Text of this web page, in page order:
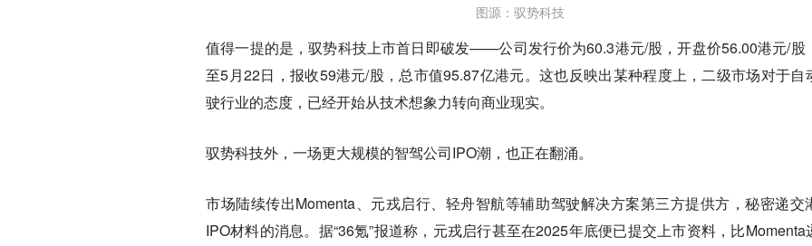
图源：驭势科技
值得一提的是，驭势科技上市首日即破发——公司发行价为60.3港元/股，开盘价56.00港元/股
至5月22日，报收59港元/股，总市值95.87亿港元。这也反映出某种程度上，二级市场对于自
驶行业的态度，已经开始从技术想象力转向商业现实。
驭势科技外，一场更大规模的智驾公司IPO潮，也正在翻涌。
市场陆续传出Momenta、元戎启行、轻舟智航等辅助驾驶解决方案第三方提供方，秘密递交
IPO材料的消息。据“36氪”报道称，元戎启行甚至在2025年底便已提交上市资料，比Momenta